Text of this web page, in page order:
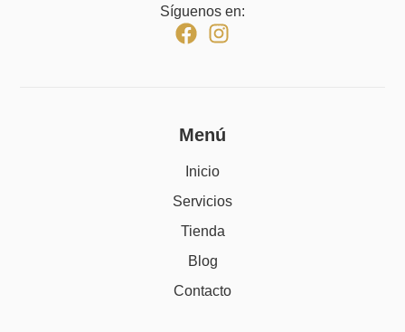
Síguenos en:
Menú
Inicio
Servicios
Tienda
Blog
Contacto